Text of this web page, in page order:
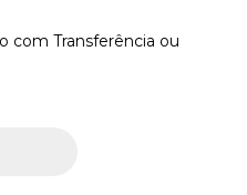
com Transferência ou